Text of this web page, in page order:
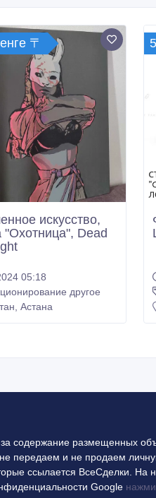
〒
искусство,
"Охотница", Dead
05:18
другое
Астана
за содержание размещенных
передаем и не продаем
ссылается ВсеСделки.
Google